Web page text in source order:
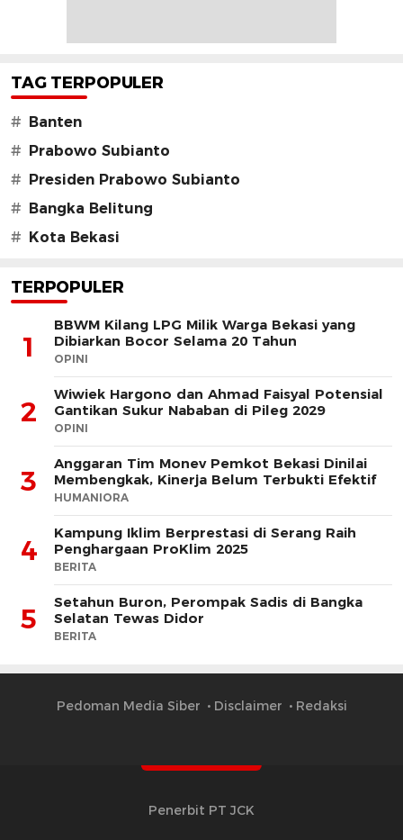
TAG TERPOPULER
# Banten
# Prabowo Subianto
# Presiden Prabowo Subianto
# Bangka Belitung
# Kota Bekasi
TERPOPULER
1
BBWM Kilang LPG Milik Warga Bekasi yang
Dibiarkan Bocor Selama 20 Tahun
OPINI
2
Wiwiek Hargono dan Ahmad Faisyal Potensial
Gantikan Sukur Nababan di Pileg 2029
OPINI
3
Anggaran Tim Monev Pemkot Bekasi Dinilai
Membengkak, Kinerja Belum Terbukti Efektif
HUMANIORA
4
Kampung Iklim Berprestasi di Serang Raih
Penghargaan ProKlim 2025
BERITA
5
Setahun Buron, Perompak Sadis di Bangka
Selatan Tewas Didor
BERITA
Pedoman Media Siber Disclaimer Redaksi
Penerbit PT JCK